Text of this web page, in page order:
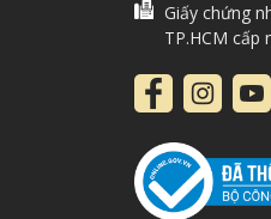
Quà
Những món
và sung túc, giúp
Giấy chứng
TP.HCM cấp